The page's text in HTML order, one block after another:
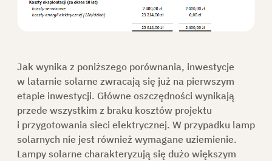
Jak wynika z poniższego porównania, inwestycje
w latarnie solarne zwracają się już na pierwszym
etapie inwestycji. Główne oszczędności wynikają
przede wszystkim z braku kosztów projektu
i przygotowania sieci elektrycznej. W przypadku lamp
solarnych nie jest również wymagane uziemienie.
Lampy solarne charakteryzują się dużo większym